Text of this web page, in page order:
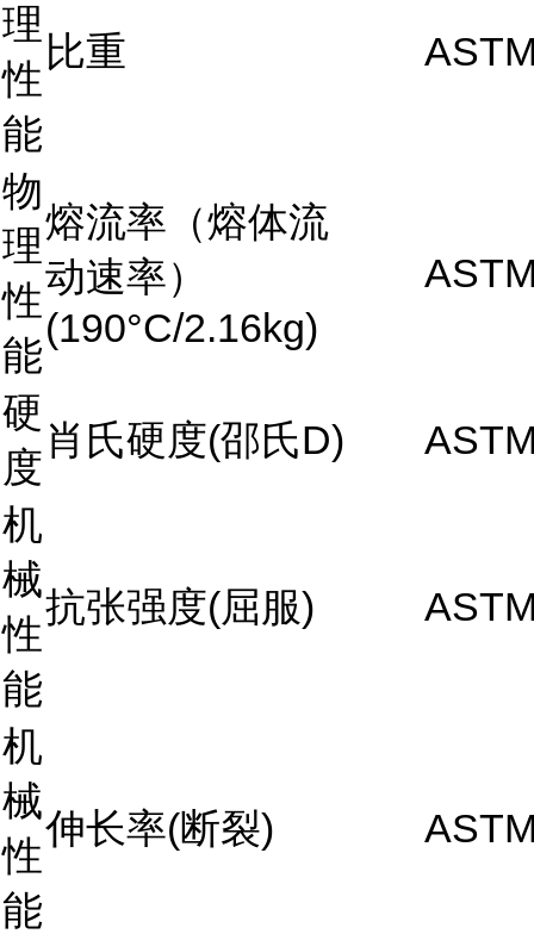
理
性
能
比重
物
理
性
能
熔流率（熔体流
动速率）
(190°C/2.16kg)
硬
度
肖氏硬度(邵氏D)
机
械
性
能
抗张强度(屈服)
机
械
性
能
伸长率(断裂)